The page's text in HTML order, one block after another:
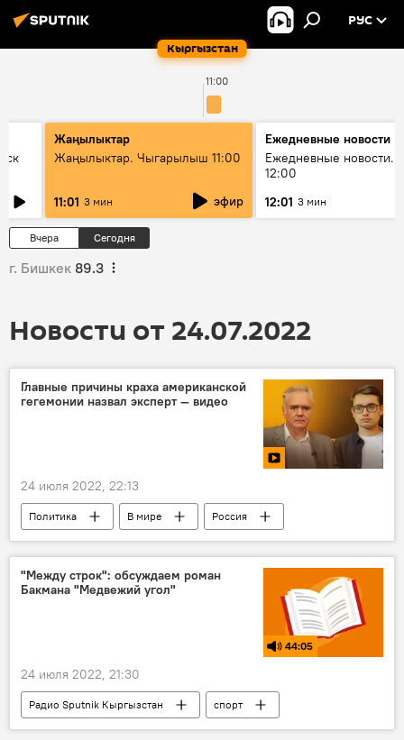
Кыргызстан
РУС
11:00
Жаңылыктар
Жаңылыктар. Чыгарылыш 11:00
11:01 3 мин эфир
Ежедневные новости
Ежедневные новости.
12:00
12:01 3 мин
Вчера Сегодня
г. Бишкек 89.3
Новости от 24.07.2022
Главные причины краха американской
гегемонии назвал эксперт — видео
24 июля 2022, 22:13
Политика В мире
Россия
США
крах видео
"Между строк": обсуждаем роман
Бакмана "Медвежий угол"
44:05
24 июля 2022, 21:30
Радио Sputnik Кыргызстан
спорт
хоккей
Между строк